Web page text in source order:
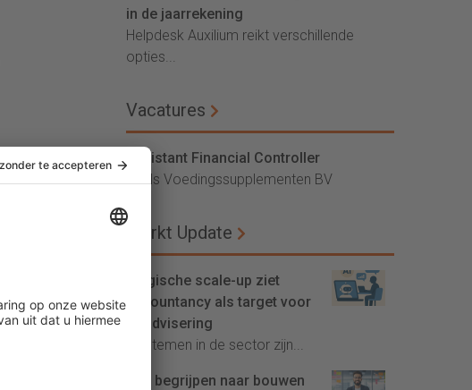
in de jaarrekening
Helpdesk Auxilium reikt verschillende
opties...
Vacatures
Assistant Financial Controller
Vitals Voedingssupplementen BV
Markt Update
Belgische scale-up ziet
accountancy als target voor
AI-advisering
'Systemen in de sector zijn...
Van begrijpen naar bouwen